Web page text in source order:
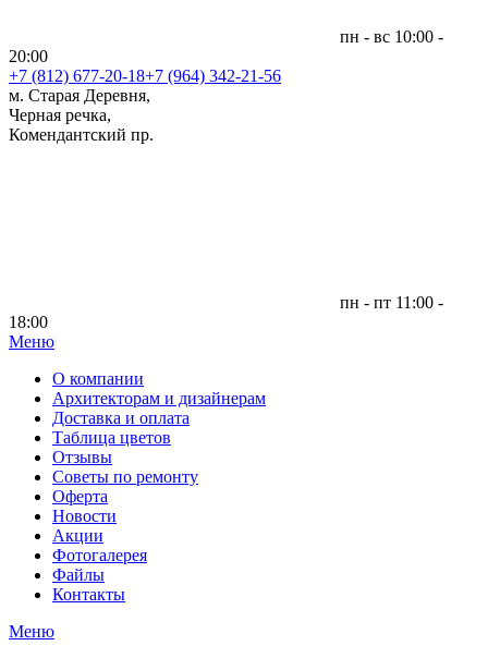
пн - вс 10:00 -
20:00
+7 (812) 677-20-18+7 (964) 342-21-56
м. Старая Деревня,
Черная речка,
Комендантский пр.
пн - пт 11:00 -
18:00
Меню|
О компании
Архитекторам и дизайнерам
Доставка и оплата
Таблица цветов
Отзывы
Советы по ремонту
Оферта
Новости
Акции
Фотогалерея
Файлы
Контакты
Меню